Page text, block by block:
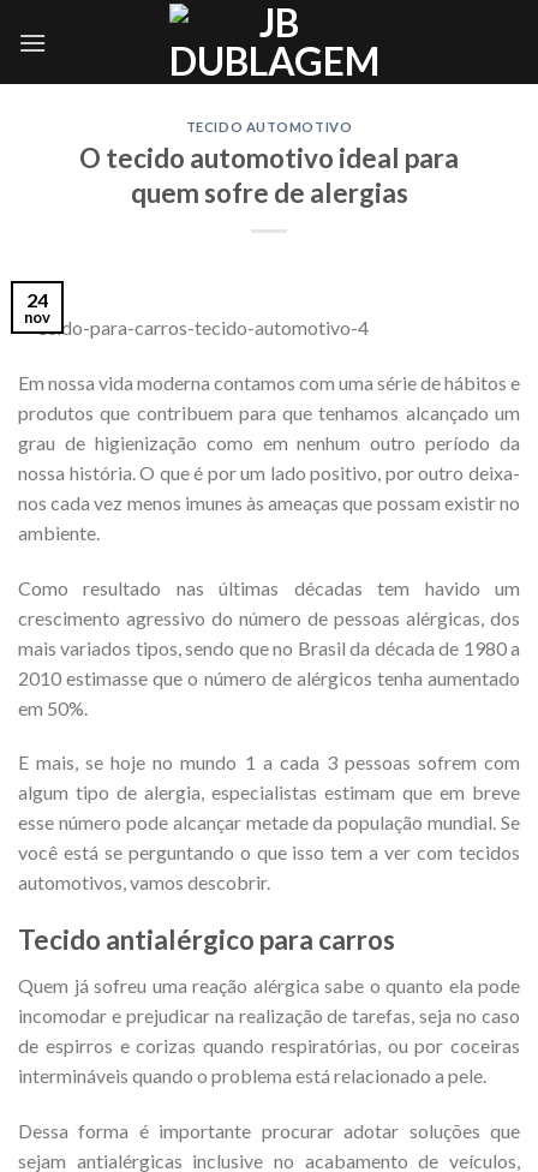
TECIDO AUTOMOTIVO
O tecido automotivo ideal para
quem sofre de alergias
24
nov
Em nossa vida moderna contamos com uma série de hábitos e
produtos que contribuem para que tenhamos alcançado um
grau de higienização como em nenhum outro período da
nossa história. O que é por um lado positivo, por outro deixa-
nos cada vez menos imunes às ameaças que possam existir no
ambiente.
Como resultado nas últimas décadas tem havido um
crescimento agressivo do número de pessoas alérgicas, dos
mais variados tipos, sendo que no Brasil da década de 1980 a
2010 estimasse que o número de alérgicos tenha aumentado
em 50%.
E mais, se hoje no mundo 1 a cada 3 pessoas sofrem com
algum tipo de alergia, especialistas estimam que em breve
esse número pode alcançar metade da população mundial. Se
você está se perguntando o que isso tem a ver com tecidos
automotivos, vamos descobrir.
Tecido antialérgico para carros
Quem já sofreu uma reação alérgica sabe o quanto ela pode
incomodar e prejudicar na realização de tarefas, seja no caso
de espirros e corizas quando respiratórias, ou por coceiras
intermináveis quando o problema está relacionado a pele.
Dessa forma é importante procurar adotar soluções que
sejam antialérgicas inclusive no acabamento de veículos,